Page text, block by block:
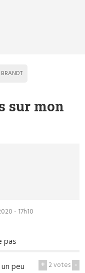
BRANDT
sur mon
- 17h10
pas
+ 2votes -
peu